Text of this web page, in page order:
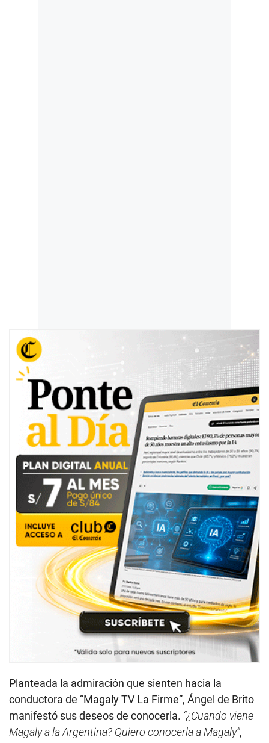
Planteada la admiración que sienten hacia la
conductora de “Magaly TV La Firme”, Ángel de Brito
manifestó sus deseos de conocerla. “¿Cuando viene
Magaly a la Argentina? Quiero conocerla a Magaly”,